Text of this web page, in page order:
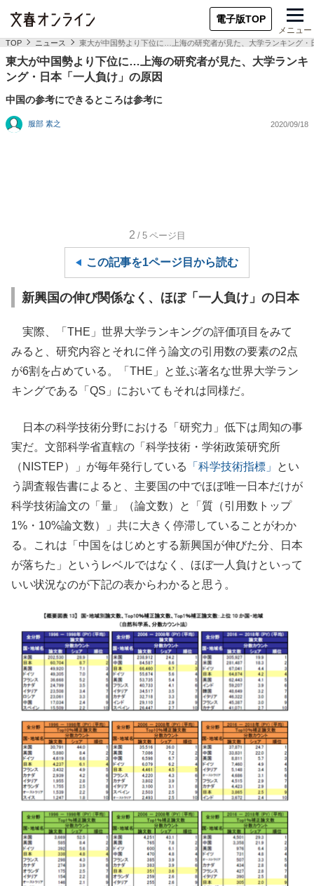
電子版TOP
メニュー
TOP ニュース 東大が中国勢より下位に…上海の研究者が見た、大学ランキング・
東大が中国勢より下位に…上海の研究者が見た、大学ランキ
ング・日本「一人負け」の原因
中国の参考にできるところは参考に
服部 素之 2020/09/18
2 /5 ページ目
この記事を1ページ目から読む
新興国の伸び関係なく、ほぼ「一人負け」の日本
実際、「THE」世界大学ランキングの評価項目をみて
みると、研究内容とそれに伴う論文の引用数の要素の2点
が6割を占めている。「THE」と並ぶ著名な世界大学ラン
キングである「QS」においてもそれは同様だ。
日本の科学技術分野における「研究力」低下は周知の事
実だ。文部科学省直轄の「科学技術・学術政策研究所
（NISTEP）」が毎年発行している
「科学技術指標」
とい
う調査報告書によると、主要国の中でほぼ唯一日本だけが
科学技術論文の「量」（論文数）と「質（引用数トップ
1%・10%論文数）」共に大きく停滞していることがわか
る。これは「中国をはじめとする新興国が伸びた分、日本
が落ちた」というレベルではなく、ほぼ一人負けといって
いい状況なのが下記の表からわかると思う。